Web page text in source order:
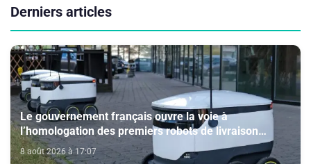
Derniers articles
Le gouvernement français ouvre la voie à
l’homologation des premiers robots de livraison
autonome
8 août 2026 à 17:07